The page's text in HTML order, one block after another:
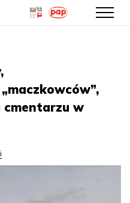
cmentarzu w